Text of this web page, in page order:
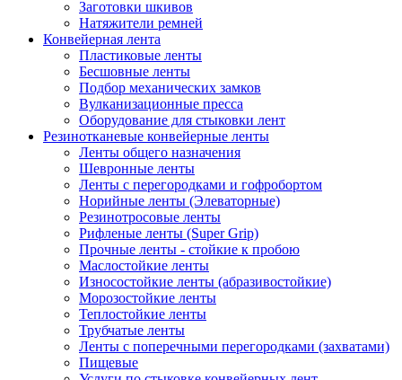
Заготовки шкивов
Натяжители ремней
Конвейерная лента
Пластиковые ленты
Бесшовные ленты
Подбор механических замков
Вулканизационные пресса
Оборудование для стыковки лент
Резинотканевые конвейерные ленты
Ленты общего назначения
Шевронные ленты
Ленты с перегородками и гофробортом
Норийные ленты (Элеваторные)
Резинотросовые ленты
Рифленые ленты (Super Grip)
Прочные ленты - стойкие к пробою
Маслостойкие ленты
Износостойкие ленты (абразивостойкие)
Морозостойкие ленты
Теплостойкие ленты
Трубчатые ленты
Ленты с поперечными перегородками (захватами)
Пищевые